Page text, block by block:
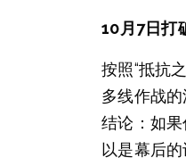
10月7日打
按照“抵抗
多线作战
结论：如
以是幕后的